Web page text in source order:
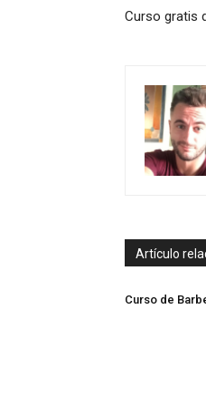
Curso gratis
Artículo
Curso de